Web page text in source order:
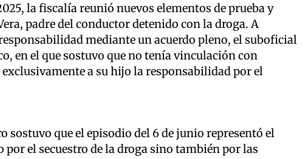
la fiscalía reunió nuevos elementos de prueba y
padre del conductor detenido con la droga. A
mediante un acuerdo pleno, el suboficial
en el que sostuvo que no tenía vinculación con
a su hijo la responsabilidad por el
sostuvo que el episodio del 6 de junio representó el
el secuestro de la droga sino también por las